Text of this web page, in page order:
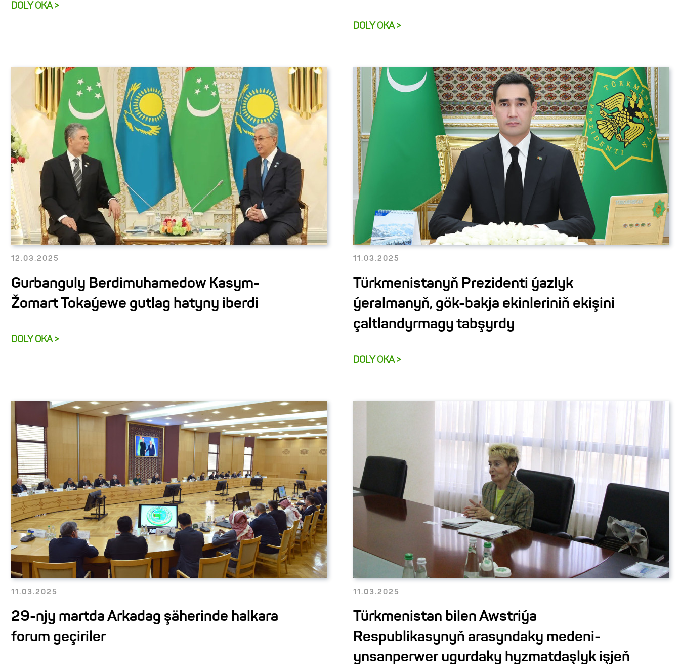
DOLY OKA >
DOLY OKA >
12.03.2025
Gurbanguly Berdimuhamedow Kasym-
Žomart Tokaýewe gutlag hatyny iberdi
DOLY OKA >
11.03.2025
Türkmenistanyň Prezidenti ýazlyk
ýeralmanyň, gök-bakja ekinleriniň ekişini
çaltlandyrmagy tabşyrdy
DOLY OKA >
11.03.2025
29-njy martda Arkadag şäherinde halkara
forum geçiriler
11.03.2025
Türkmenistan bilen Awstriýa
Respublikasynyň arasyndaky medeni-
ynsanperwer ugurdaky hyzmatdaşlyk işjeň